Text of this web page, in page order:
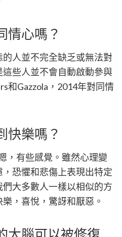
情心嗎？
人並不完全缺乏或無法對
些人並不會自動啟動參與
和Gazzola，2014年對同情
快樂嗎？
，有些感覺。雖然心理變
恐懼和悲傷上表現出特定
大多數人一樣以相似的方
，喜悅，驚訝和厭惡。